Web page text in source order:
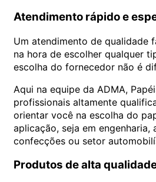
Atendimento rápido e
Um atendimento de qualidade
na hora de escolher qualquer
escolha do fornecedor não é
Aqui na equipe da ADMA,
profissionais altamente
orientar você na escolha do
aplicação, seja em engenharia,
confecções ou setor
Produtos de alta